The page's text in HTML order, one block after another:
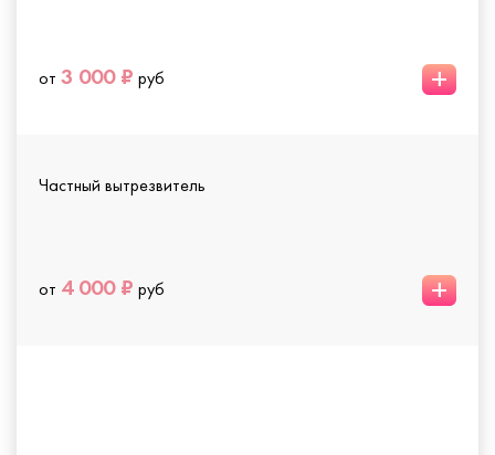
от 3 000 ₽ руб +
Частный вытрезвитель
от 4 000 ₽ руб +